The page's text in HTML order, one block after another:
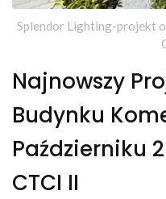
Splendor Lighting-projekt
Najnowszy
Budynku
Październiku
CTCI II